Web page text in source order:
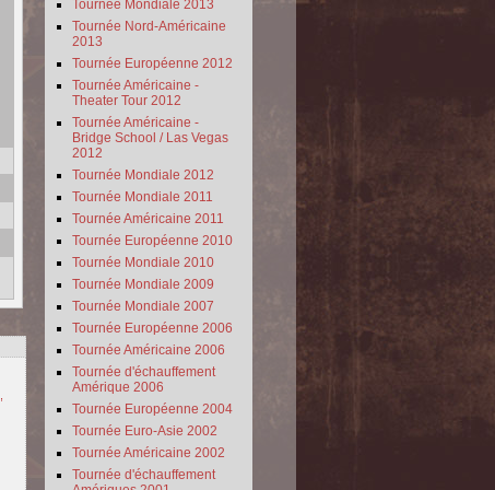
Tournée Mondiale 2013
Tournée Nord-Américaine
2013
Tournée Européenne 2012
Tournée Américaine -
Theater Tour 2012
Tournée Américaine -
Bridge School / Las Vegas
2012
Tournée Mondiale 2012
Tournée Mondiale 2011
Tournée Américaine 2011
Tournée Européenne 2010
Tournée Mondiale 2010
Tournée Mondiale 2009
Tournée Mondiale 2007
Tournée Européenne 2006
Tournée Américaine 2006
Tournée d'échauffement
Amérique 2006
Tournée Européenne 2004
Tournée Euro-Asie 2002
Tournée Américaine 2002
Tournée d'échauffement